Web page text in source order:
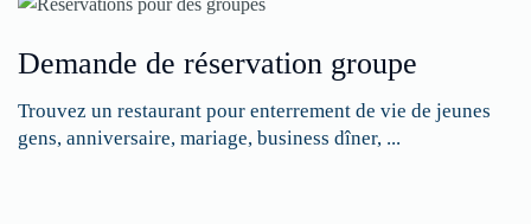
Demande de réservation groupe
Trouvez un restaurant pour enterrement de vie de jeunes
gens, anniversaire, mariage, business dîner, ...